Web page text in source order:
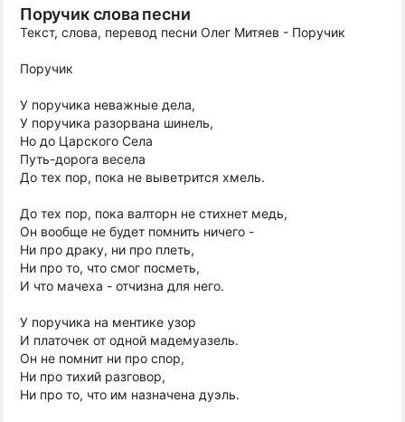
Поручик слова песни
Текст, слова, перевод песни Олег Митяев - Поручик
Поручик
У поручика неважные дела,
У поручика разорвана шинель,
Но до Царского Села
Путь-дорога весела
До тех пор, пока не выветрится хмель.
До тех пор, пока валторн не стихнет медь,
Он вообще не будет помнить ничего -
Ни про драку, ни про плеть,
Ни про то, что смог посметь,
И что мачеха - отчизна для него.
У поручика на ментике узор
И платочек от одной мадемуазель.
Он не помнит ни про спор,
Ни про тихий разговор,
Ни про то, что им назначена дуэль.